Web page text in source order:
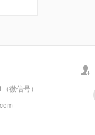
微信号）